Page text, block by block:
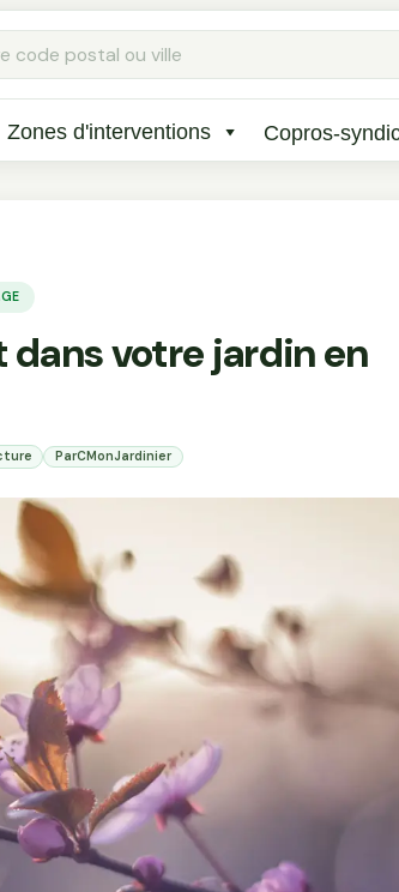
Zones d'interventions Copros-
dans votre jardin en
ParCMonJardinier